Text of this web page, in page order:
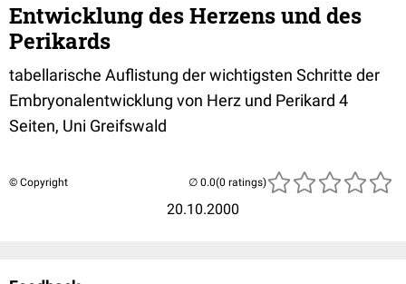
Entwicklung des Herzens und des
Perikards
tabellarische Auflistung der wichtigsten Schritte der
Embryonalentwicklung von Herz und Perikard 4
Seiten, Uni Greifswald
© Copyright
20.10.2000
(0 ratings)